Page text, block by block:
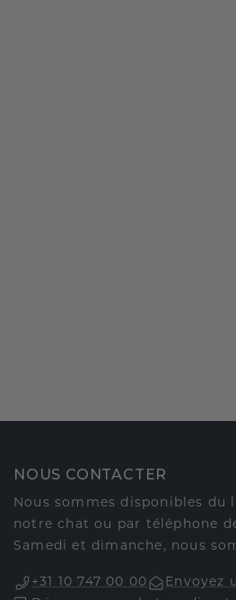
NOUS CONTACTER
Nous sommes disponibles du
notre chat ou par téléphone
Samedi et dimanche, nous
+31 10 747 00 00
Envoyez